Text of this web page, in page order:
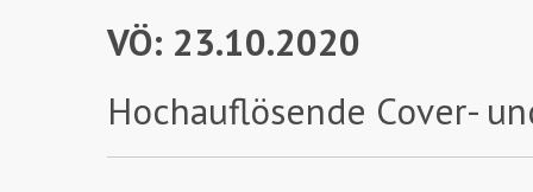
VÖ: 23.10.2020
Hochauflösende Cover-